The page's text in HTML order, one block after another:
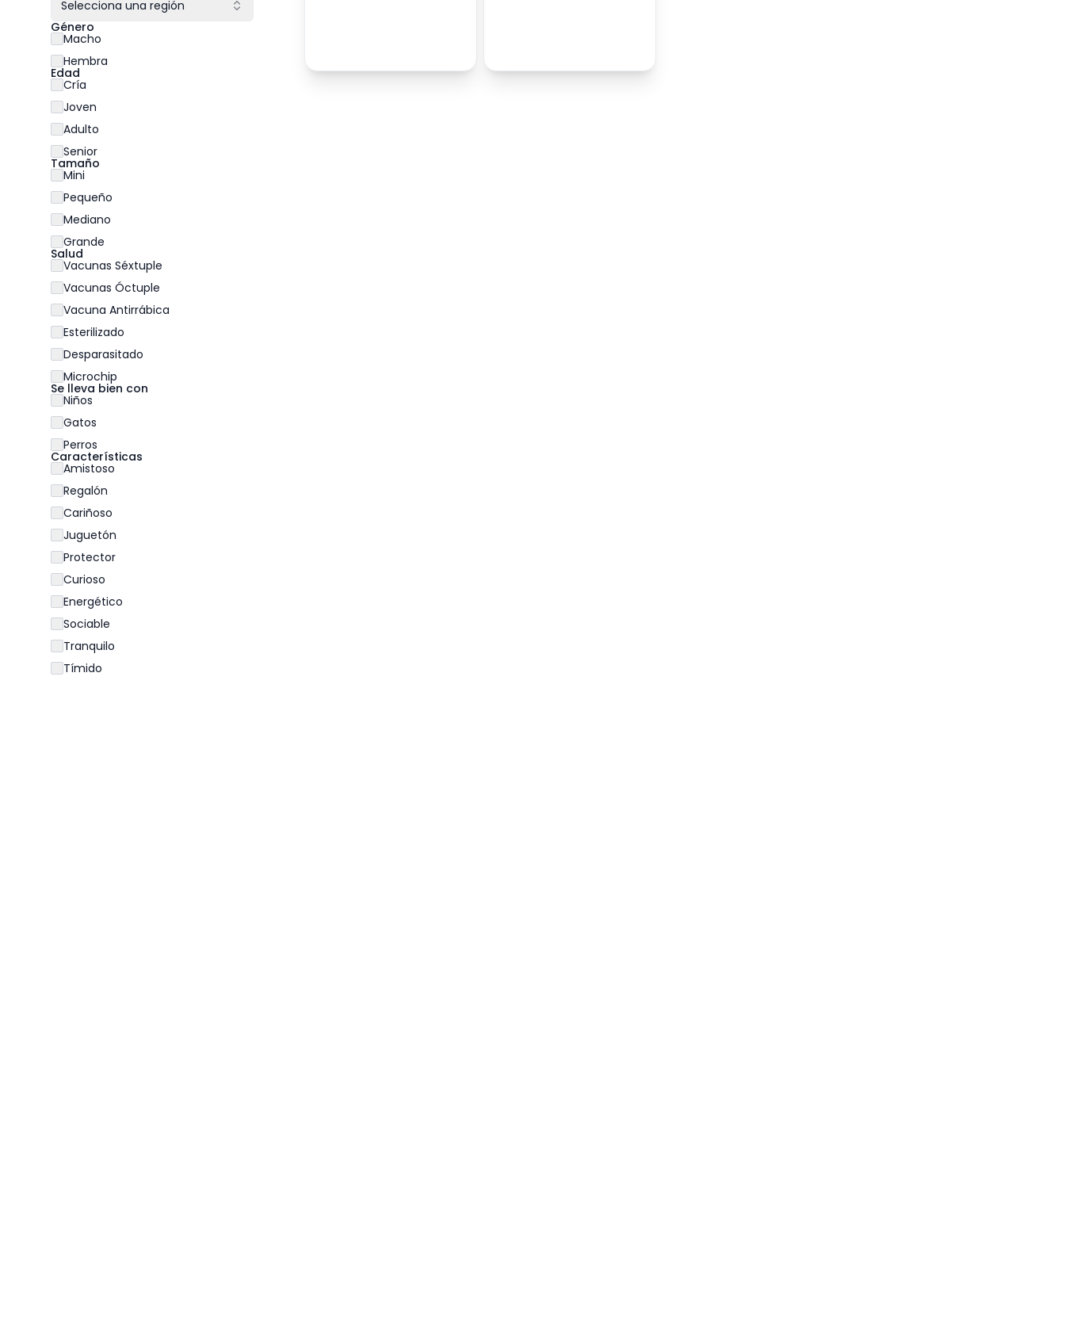
Selecciona una región
Género
Macho
Hembra
Edad
Cría
Joven
Adulto
Senior
Tamaño
Mini
Pequeño
Mediano
Grande
Salud
Vacunas Séxtuple
Vacunas Óctuple
Vacuna Antirrábica
Esterilizado
Desparasitado
Microchip
Se lleva bien con
Niños
Gatos
Perros
Características
Amistoso
Regalón
Cariñoso
Juguetón
Protector
Curioso
Energético
Sociable
Tranquilo
Tímido